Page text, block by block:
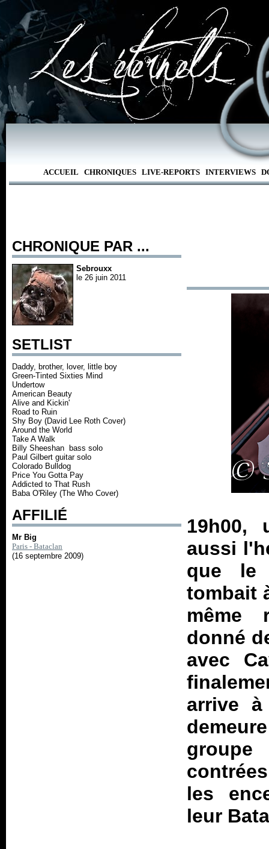
ACCUEIL CHRONIQUES LIVE-REPORTS INTERVIEWS
CHRONIQUE PAR ...
Sebrouxx
le 26 juin 2011
SETLIST
Daddy, brother, lover, little boy
Green-Tinted Sixties Mind
Undertow
American Beauty
Alive and Kickin'
Road to Ruin
Shy Boy (David Lee Roth Cover)
Around the World
Take A Walk
Billy Sheeshan bass solo
Paul Gilbert guitar solo
Colorado Bulldog
Price You Gotta Pay
Addicted to That Rush
Baba O'Riley (The Who Cover)
AFFILIÉ
Mr Big
Paris - Bataclan
(16 septembre 2009)
19h00,
aussi
que le
tombait
même
donné
avec
arrive à
les
leur